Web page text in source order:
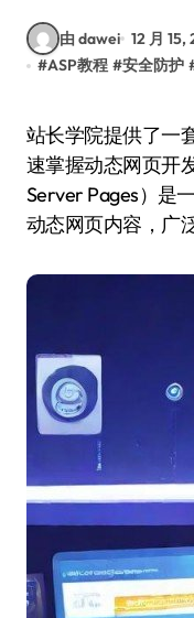
由 dawei 12 月
#ASP教程 #安全防护
站长学院提供了一套全面的ASP教程，帮助初学者快
速掌握动态网页开
Server Pages）是
动态网页内容，广